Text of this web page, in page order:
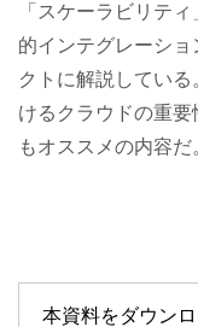
「スケーラビリテ
的インテグレーシ
クトに解説してい
けるクラウドの重
もオススメの内容だ
本資料をダウン